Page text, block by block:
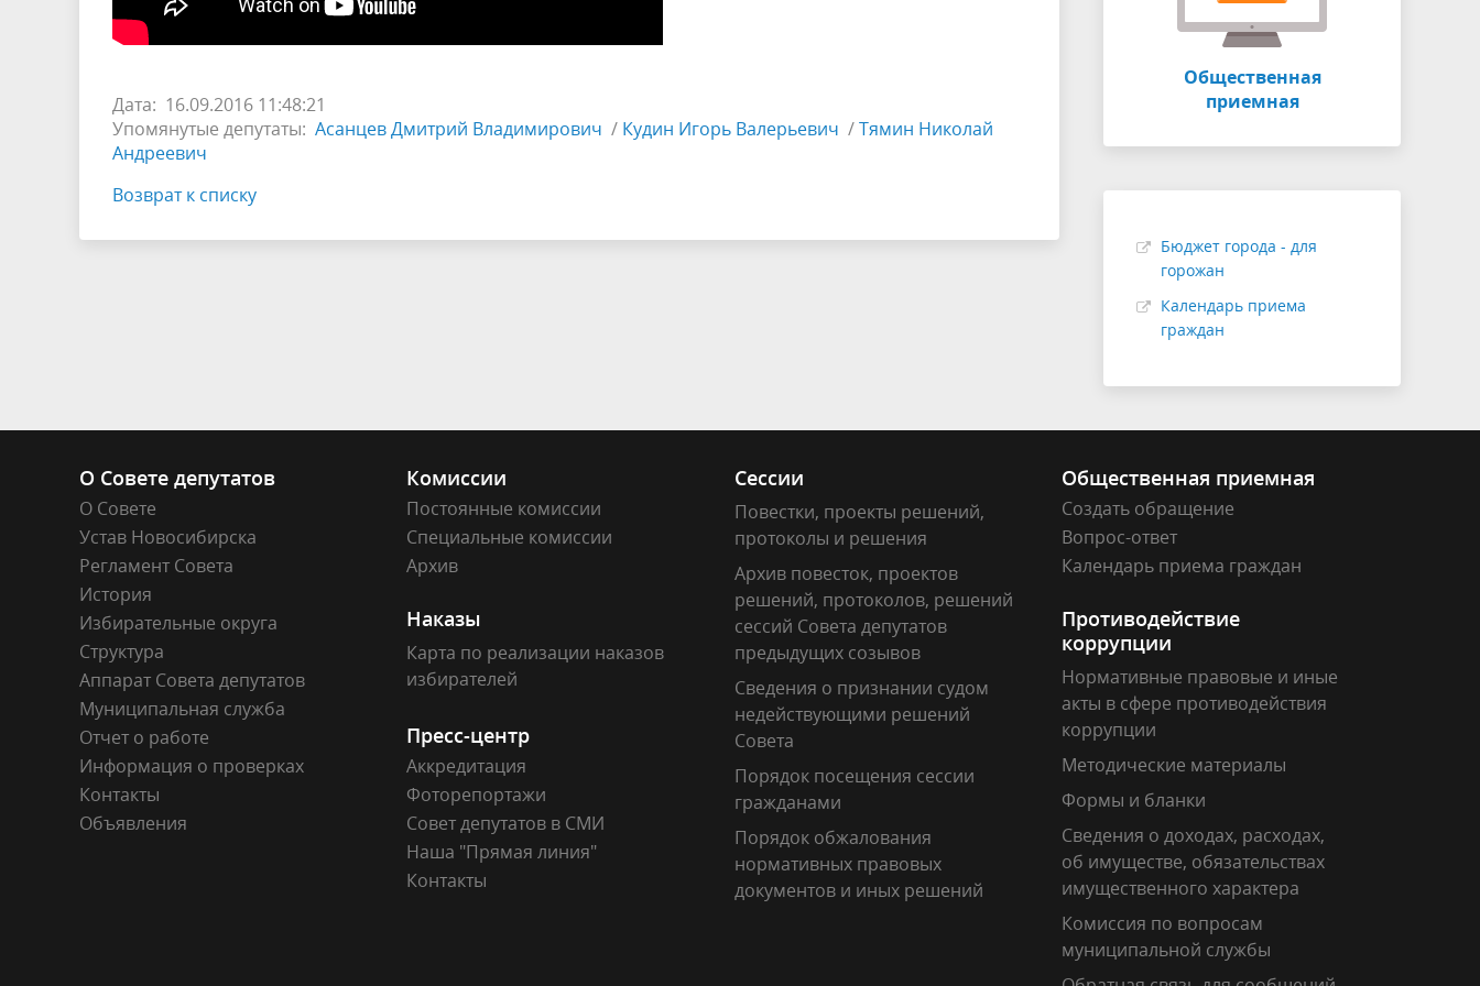
Дата: 16.09.2016 11:48:21
Упомянутые депутаты: Асанцев Дмитрий Владимирович / Кудин Игорь Валерьевич /Тямин Николай
Андреевич
Возврат к списку
Общественная
приемная
Бюджет города - для
горожан
Календарь приема
граждан
О Совете депутатов
О Совете
Устав Новосибирска
Регламент Совета
История
Избирательные округа
Структура
Аппарат Совета депутатов
Муниципальная служба
Отчет о работе
Информация о проверках
Контакты
Объявления
Комиссии
Постоянные комиссии
Специальные комиссии
Архив
Сессии
Повестки, проекты решений,
протоколы и решения
Архив повесток, проектов
решений, протоколов, решений
сессий Совета депутатов
предыдущих созывов
Сведения о признании судом
недействующими решений
Совета
Порядок посещения сессии
гражданами
Порядок обжалования
нормативных правовых
документов и иных решений
Общественная приемная
Создать обращение
Вопрос-ответ
Календарь приема граждан
Наказы
Карта по реализации наказов
избирателей
Противодействие
коррупции
Нормативные правовые и иные
акты в сфере противодействия
коррупции
Методические материалы
Формы и бланки
Сведения о доходах, расходах,
об имуществе, обязательствах
имущественного характера
Комиссия по вопросам
муниципальной службы
Пресс-центр
Аккредитация
Фоторепортажи
Совет депутатов в СМИ
Наша "Прямая линия"
Контакты